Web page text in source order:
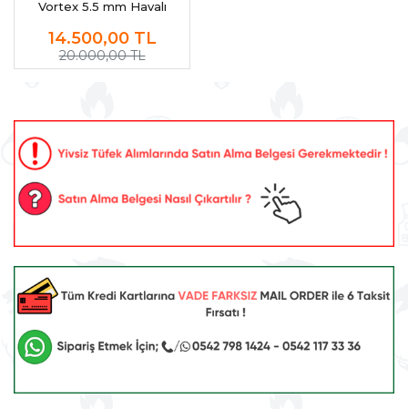
Vortex 5.5 mm Havalı
Protector)
14.500,00 TL
20.000,00 TL